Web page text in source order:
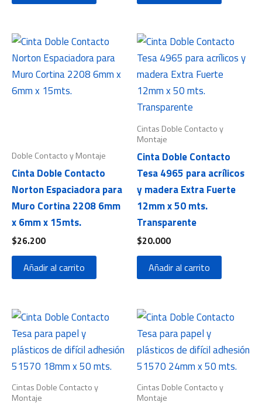
Doble Contacto y Montaje
Cinta Doble Contacto
Norton Espaciadora para
Muro Cortina 2208 6mm
x 6mm x 15mts.
$26.200
Añadir al carrito
Cintas Doble Contacto y
Montaje
Cinta Doble Contacto
Tesa 4965 para acrílicos
y madera Extra Fuerte
12mm x 50 mts.
Transparente
$20.000
Añadir al carrito
Cintas Doble Contacto y
Montaje
Cintas Doble Contacto y
Montaje